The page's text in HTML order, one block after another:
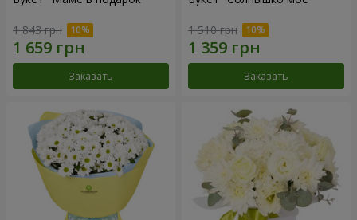
1 843 грн
Заказать
1 510 грн
Заказать